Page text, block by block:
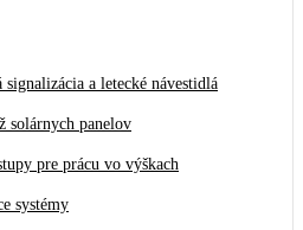
signalizácia a letecké návestidlá
solárnych panelov
pre prácu vo výškach
systémy